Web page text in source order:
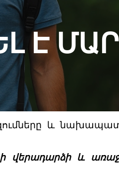
Է
և
վերադարձի և